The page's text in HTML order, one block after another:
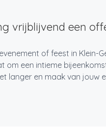
vrijblijvend een
of feest in Klein-
een intieme
langer en maak van jouw